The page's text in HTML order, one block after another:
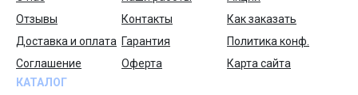
Отзывы
Контакты
Как заказать
Доставка и оплата Гарантия
Политика конф.
Соглашение
Оферта
Карта сайта
КАТАЛОГ